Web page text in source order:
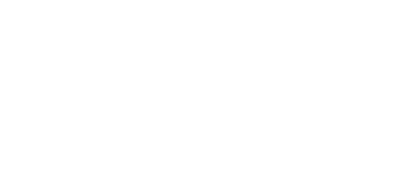
rahatsız eden/edecek nitelikte, uygun görmediği kişileri
yapılmamaktadır.